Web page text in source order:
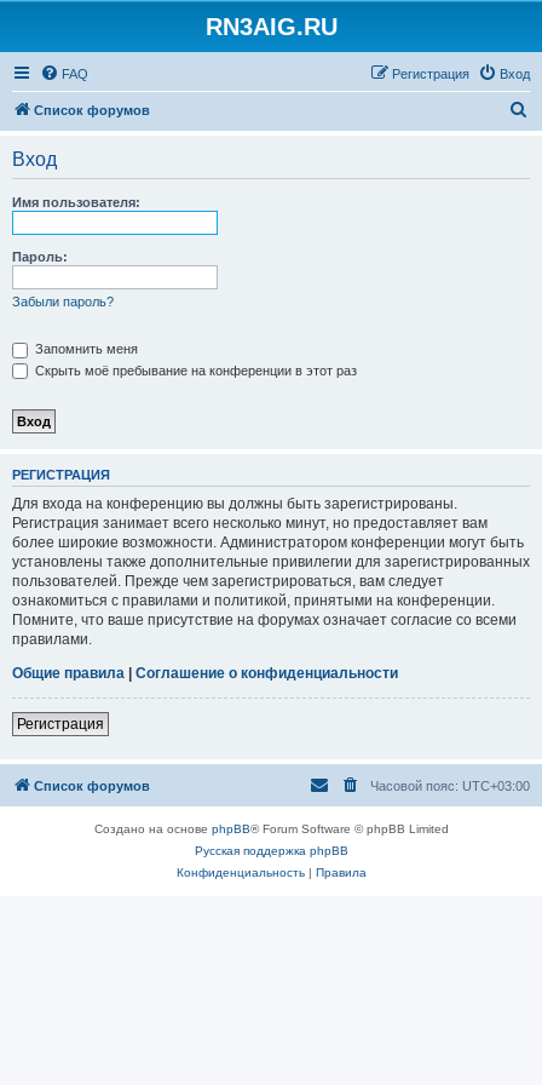
RN3AIG.RU
FAQ Вход
Регистрация
Список форумов
Вход
Имя пользователя:
Пароль:
Забыли пароль?
Запомнить меня
Скрыть моё пребывание на конференции в этот раз
РЕГИСТРАЦИЯ
Для входа на конференцию вы должны быть зарегистрированы.
Регистрация занимает всего несколько минут, но предоставляет вам
более широкие возможности. Администратором конференции могут быть
установлены также дополнительные привилегии для зарегистрированных
пользователей. Прежде чем зарегистрироваться, вам следует
ознакомиться с правилами и политикой, принятыми на конференции.
Помните, что ваше присутствие на форумах означает согласие со всеми
правилами.
Общие правила | Соглашение о конфиденциальности
Регистрация
Список форумов Часовой пояс: UTC+03:00
Создано на основе phpBB® Forum Software © phpBB Limited
Русская поддержка phpBB
Конфиденциальность| Правила